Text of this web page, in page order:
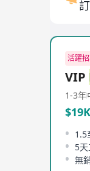
活躍
VIP
1-3年
1.5
5
無